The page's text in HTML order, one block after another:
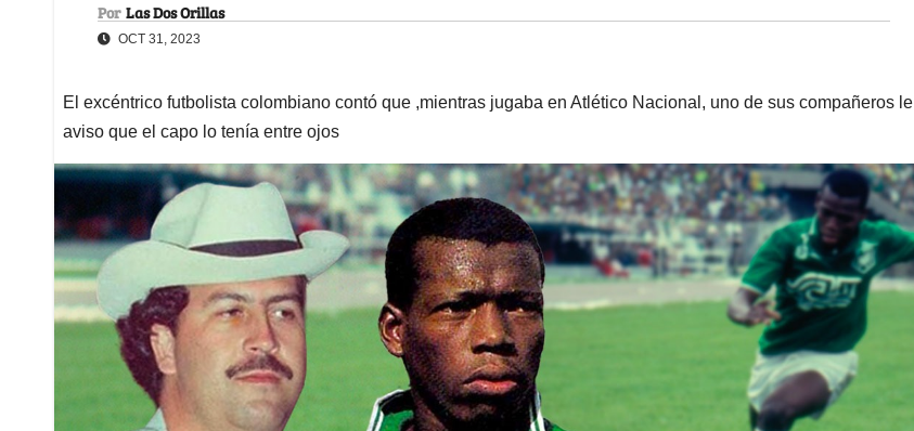
Por Las Dos Orillas
OCT 31, 2023
El excéntrico futbolista colombiano contó que ,mientras jugaba en Atlético Nacional, uno de sus compañeros le
aviso que el capo lo tenía entre ojos